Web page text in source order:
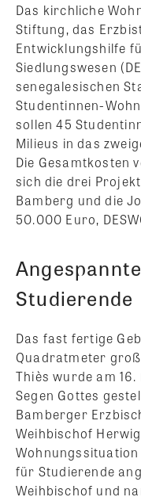
Das kirchliche
Stiftung, das
Entwicklungshilfe
Siedlungswesen
senegalesischen
Studentinnen-
sollen 45
Milieus in das
Die Gesamtkosten
sich die drei
Bamberg und die
50.000 Euro,
Studierende
Das fast fertige
Quadratmeter
Thiès wurde am
Segen Gottes
Bamberger
Weihbischof
für Studierende
Weihbischof und